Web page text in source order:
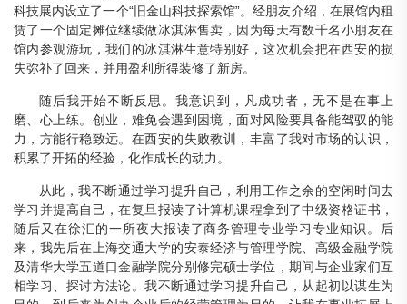
科技展内设立了一个“旧金山科技探索馆”。经朋友介绍，在展馆内租
赁了一个固定摊位继续做冰淇淋售卖，因为每天有数千名小朋友在
馆内参观游玩，我们的冰淇淋生意特别好，这次机会把在西安的损
失弥补了回来，并用盈利所得装修了新房。
随后我开始不断反思。我意识到，凡成功者，无不是在事上
磨、心上练。创业，难免会遇到困境，面对风险要具备能驾驭的能
力，方能行稳致远。在西安的失败教训，丰富了我对市场的认识，
积累了开拓的经验，化作成长的动力。
从此，我不断通过学习提升自己，利用工作之余的空闲时间去
学习并提高自己，在复旦报读了计算机课程拿到了中级资格证书，
随后又在徐汇的一所夜大报读了商务管理专业学习专业知识。后
来，我先后在上海交通大学的安泰经济与管理学院、高级金融学院
及清华大学五道口金融学院分别修完硕士学位，期间与企业家们互
相学习、探讨方法论。我不断通过学习提升自己，从起初以谋生为